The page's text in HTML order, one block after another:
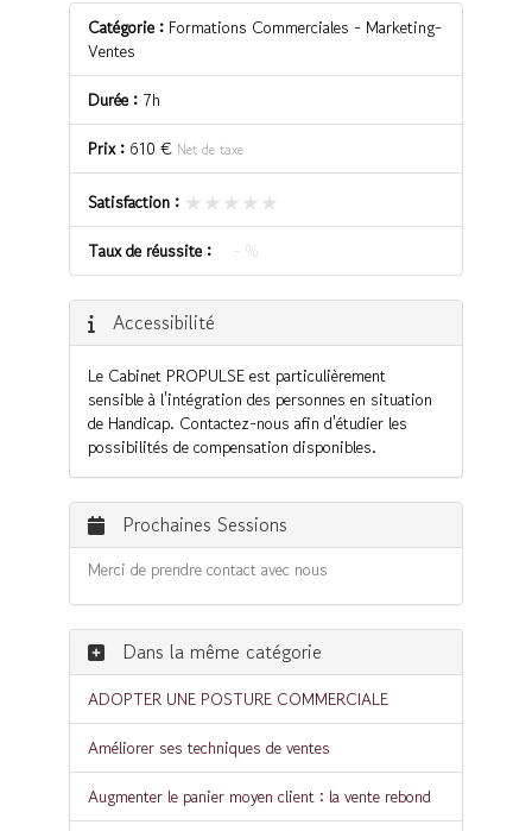
Catégorie : Formations Commerciales - Marketing-
Ventes
Durée :7h
Prix : 610 € Net de taxe
Satisfaction : ★★★★★
★★★★★
Taux de réussite : - %
Accessibilité
Le Cabinet PROPULSE est particulièrement
sensible à l'intégration des personnes en situation
de Handicap. Contactez-nous afin d'étudier les
possibilités de compensation disponibles.
Prochaines Sessions
Merci de prendre contact avec nous
Dans la même catégorie
ADOPTER UNE POSTURE COMMERCIALE
Améliorer ses techniques de ventes
Augmenter le panier moyen client : la vente rebond